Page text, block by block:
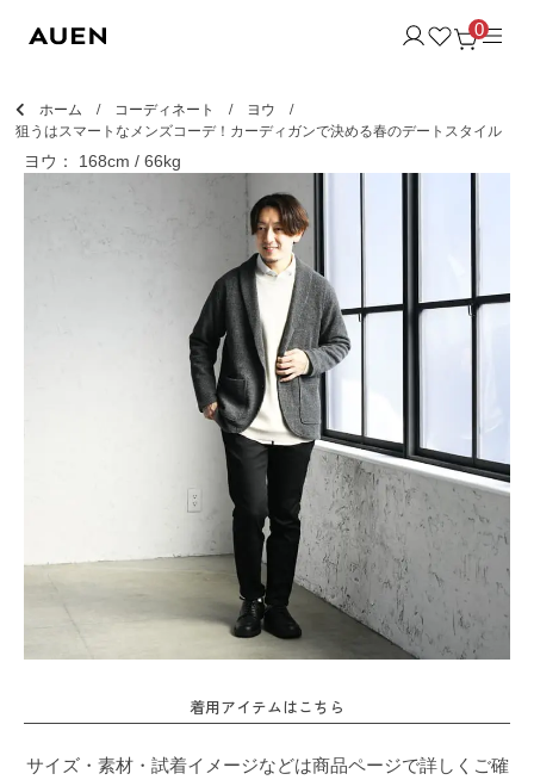
0
ホーム コーディネート
ヨウ
狙うはスマートなメンズコーデ！カーディガンで決める春のデートスタイル
ヨウ： 168cm / 66kg
着用アイテムはこちら
サイズ・素材・試着イメージなどは商品ページで詳しくご確